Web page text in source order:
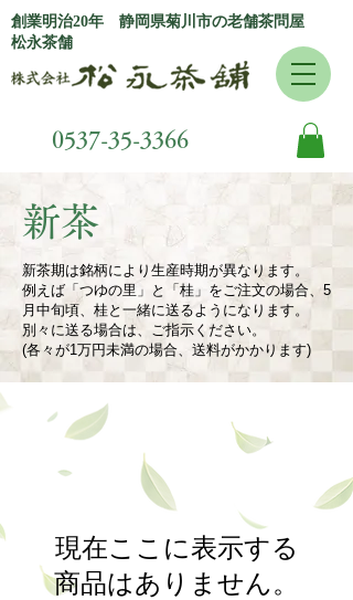
創業明治20年 静岡県菊川市の老舗茶問屋
松永茶舗
0537-35-3366
新茶
新茶期は銘柄により生産時期が異なります。
例えば「つゆの里」と「桂」をご注文の場合、5
月中旬頃、桂と一緒に送るようになります。
別々に送る場合は、ご指示ください。
(各々が1万円未満の場合、送料がかかります)
現在ここに表示する
商品はありません。